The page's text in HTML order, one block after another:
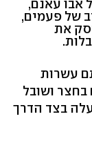
אבו עאנם,
של פעמים,
את
עשרות
ושובל
בצד הדרך